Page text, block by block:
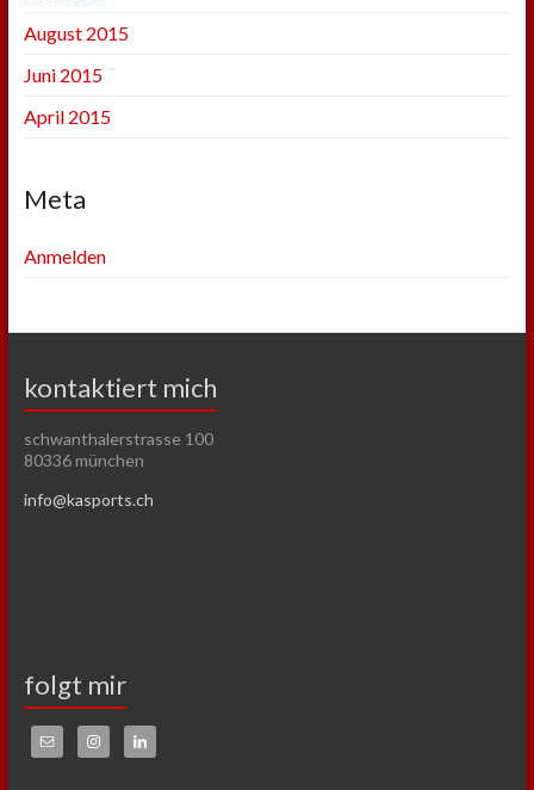
August 2015
Juni 2015
April 2015
Meta
Anmelden
kontaktiert mich
schwanthalerstrasse 100
80336 münchen
info@kasports.ch
folgt mir